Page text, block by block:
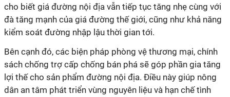
cho biết giá đường nội địa vẫn tiếp tục tăng nhẹ cùng với
đà tăng mạnh của giá đường thế giới, cũng như khả năng
kiểm soát đường nhập lậu thời gian tới.
Bên cạnh đó, các biện pháp phòng vệ thương mại, chính
sách chống trợ cấp chống bán phá sẽ góp phần gia tăng
lợi thế cho sản phẩm đường nội địa. Điều này giúp nông
dân an tâm phát triển vùng nguyên liệu và hạn chế tình